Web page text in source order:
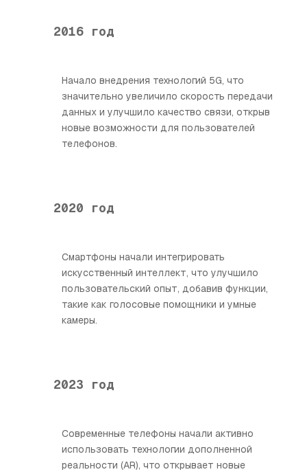
2016 год
Начало внедрения технологий 5G, что
значительно увеличило скорость передачи
данных и улучшило качество связи, открыв
новые возможности для пользователей
телефонов.
2020 год
Смартфоны начали интегрировать
искусственный интеллект, что улучшило
пользовательский опыт, добавив функции,
такие как голосовые помощники и умные
камеры.
2023 год
Современные телефоны начали активно
использовать технологии дополненной
реальности (AR), что открывает новые